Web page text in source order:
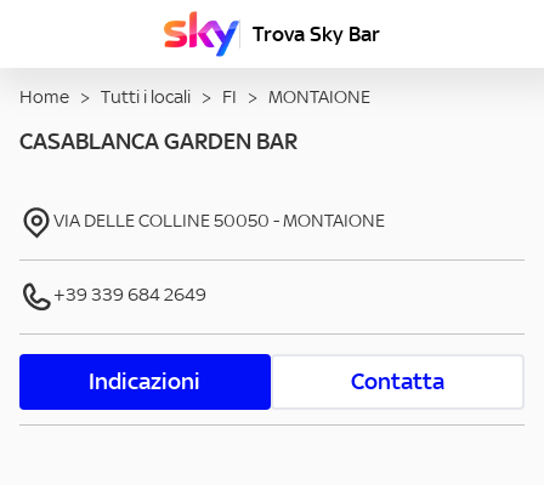
Trova Sky Bar
Home > Tutti i locali > FI > MONTAIONE
CASABLANCA GARDEN BAR
VIA DELLE COLLINE50050 -MONTAIONE
+39 339 684 2649
Indicazioni Contatta